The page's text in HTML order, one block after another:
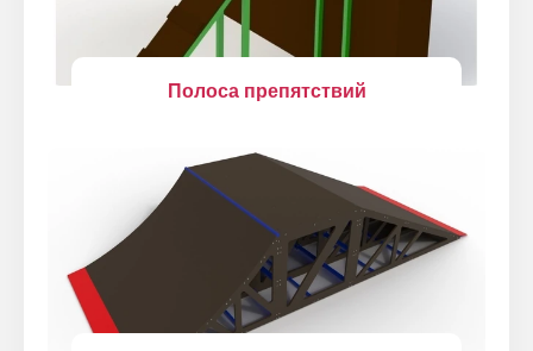
Полоса препятствий